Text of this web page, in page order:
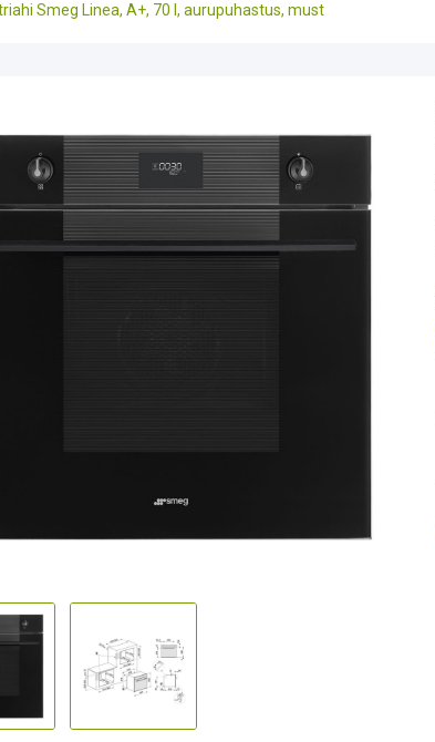
Smeg Linea, A+, 70 l, aurupuhastus, must